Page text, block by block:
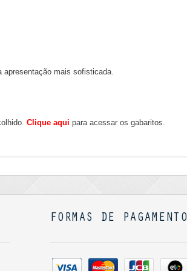
mais sofisticada.
Clique aqui para acessar os gabaritos.
FORMAS DE PAGAMENTO